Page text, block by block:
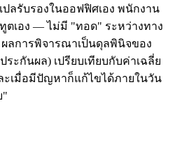
ลรับรองในออฟฟิศเอง พนักงาน
ตเอง — ไม่มี "ทอด" ระหว่างทาง
ผลการพิจารณาเป็นดุลพินิจของ
ะกันผล) เปรียบเทียบกับค่าเฉลี่ย
ะเมื่อมีปัญหาก็แก้ไขได้ภายในวัน
"